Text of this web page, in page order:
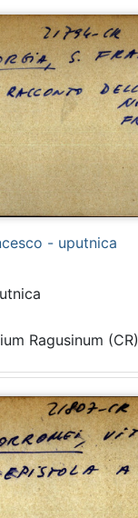
- uputnica
Ragusinum (CR)